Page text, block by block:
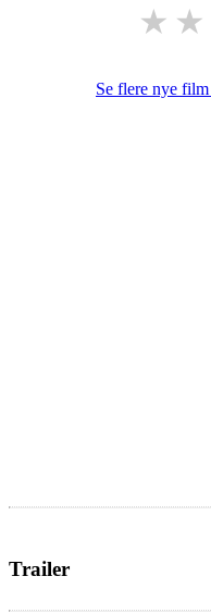
★ ★
Se flere nye
Trailer